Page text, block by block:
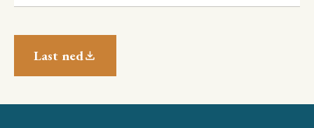
Last ned